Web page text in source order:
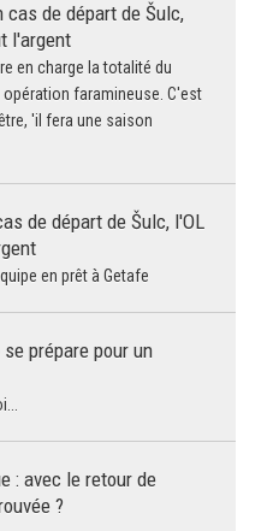
cas de départ de Šulc,
l'argent
en charge la totalité du
opération faramineuse. C'est
'il fera une saison
de départ de Šulc, l'OL
en prêt à Getafe
prépare pour un
: avec le retour de
?